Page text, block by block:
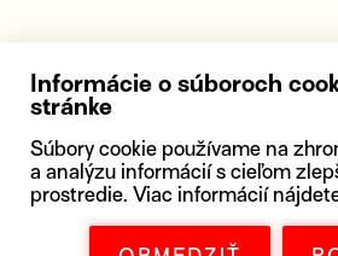
Informácie o súboroch
stránke
Súbory cookie používame na
a analýzu informácií s cieľom
prostredie. Viac informácií